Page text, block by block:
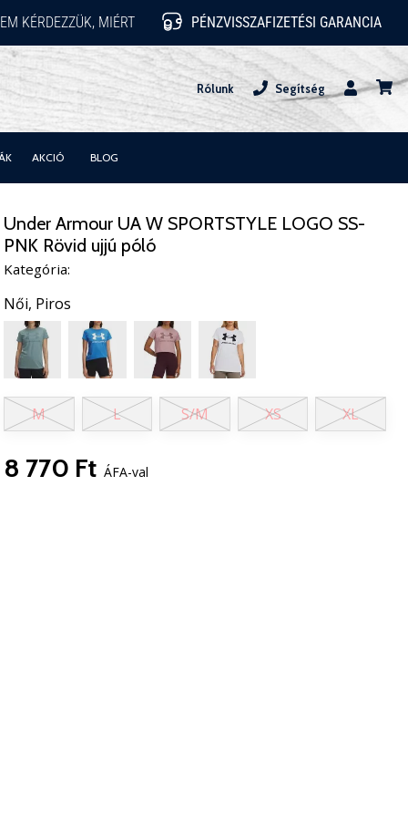
KÉRDEZZÜK, MIÉRT PÉNZVISSZAFIZETÉSI GARANCIA
Rólunk
Segítség
Felhasználó
AKCIÓ BLOG
Under Armour UA W SPORTSTYLE LOGO SS-
PNK Rövid ujjú póló
Kategória:
Női, Piros
M L S/M XS XL
8 770 Ft ÁFA-val